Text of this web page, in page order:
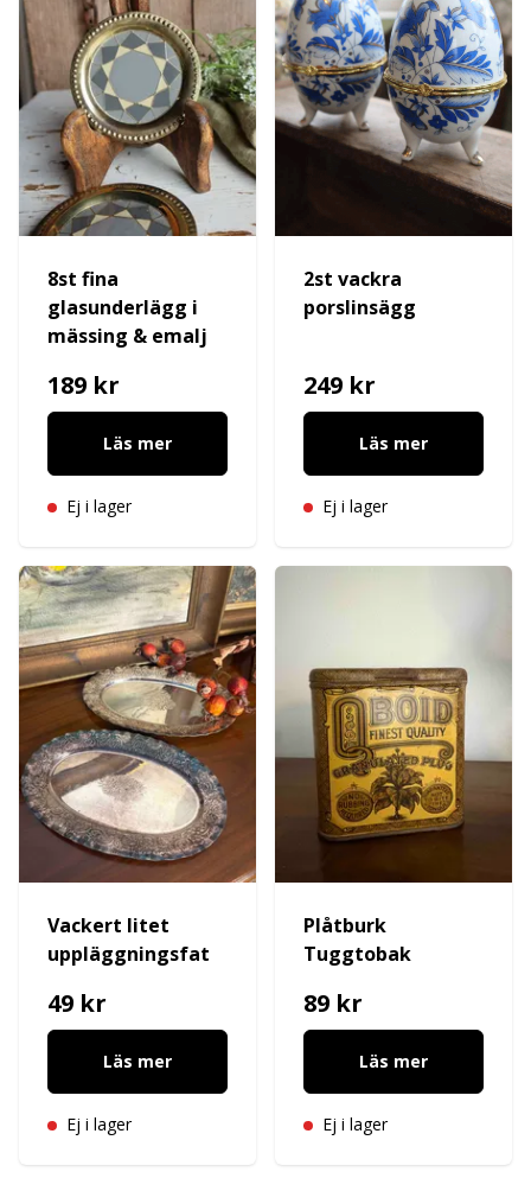
8st fina
glasunderlägg i
mässing & emalj
189 kr
Läs mer
Ej i lager
2st vackra
porslinsägg
249 kr
Läs mer
Ej i lager
Vackert litet
uppläggningsfat
49 kr
Läs mer
Ej i lager
Plåtburk
Tuggtobak
89 kr
Läs mer
Ej i lager